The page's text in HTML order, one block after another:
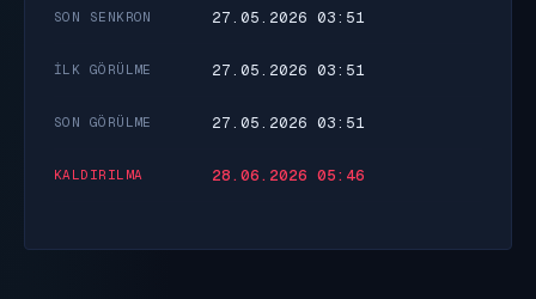
SON SENKRON 27.05.2026 03:51
İLK GÖRÜLME 27.05.2026 03:51
SON GÖRÜLME 27.05.2026 03:51
KALDIRILMA 28.06.2026 05:46